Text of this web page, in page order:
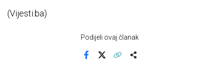
(Vijesti.ba)
Podijeli ovaj članak